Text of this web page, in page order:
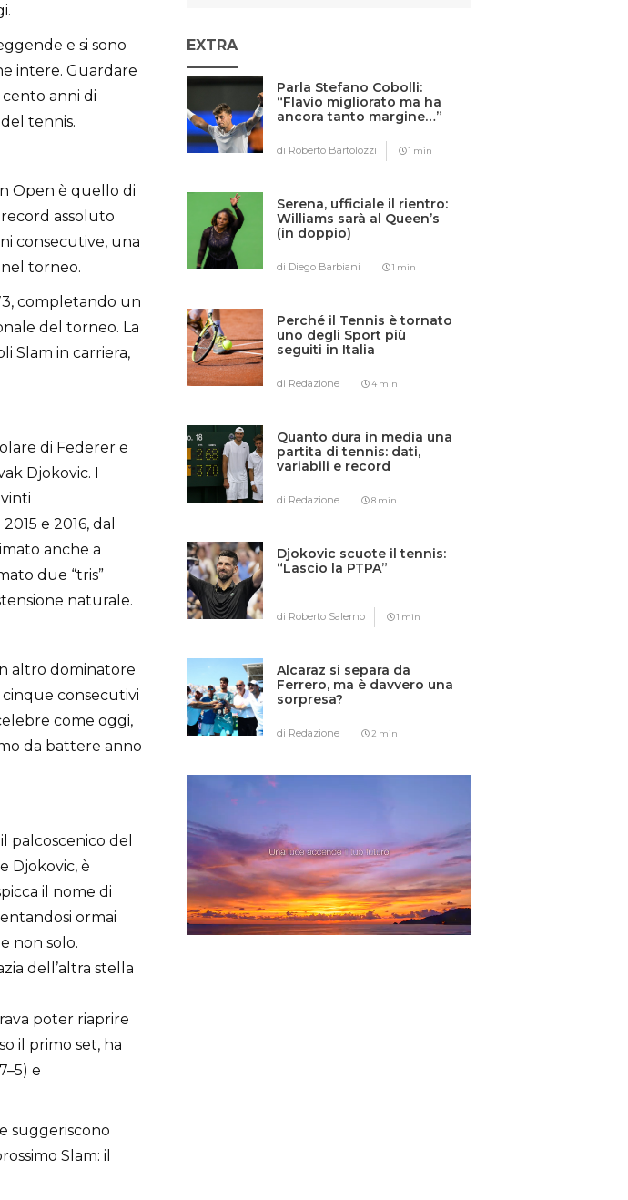
e si sono
intere. Guardare
cento anni di
tennis.
Open è quello di
assoluto
consecutive, una
nel torneo.
completando un
del torneo. La
Slam in carriera,
di Federer e
Djokovic. I
e 2016, dal
anche a
due “tris”
naturale.
altro dominatore
cinque consecutivi
come oggi,
da battere anno
palcoscenico del
Djokovic, è
il nome di
ormai
non solo.
dell’altra stella
poter riaprire
il primo set, ha
e
suggeriscono
Slam: il
EXTRA
Parla Stefano Cobolli:
“Flavio migliorato ma ha
ancora tanto margine…”
di Roberto Bartolozzi 1 min
Serena, ufficiale il rientro:
Williams sarà al Queen’s
(in doppio)
di Diego Barbiani 1 min
Perché il Tennis è tornato
uno degli Sport più
seguiti in Italia
di Redazione 4 min
Quanto dura in media una
partita di tennis: dati,
variabili e record
di Redazione 8 min
Djokovic scuote il tennis:
“Lascio la PTPA”
di Roberto Salerno 1 min
Alcaraz si separa da
Ferrero, ma è davvero una
sorpresa?
di Redazione 2 min